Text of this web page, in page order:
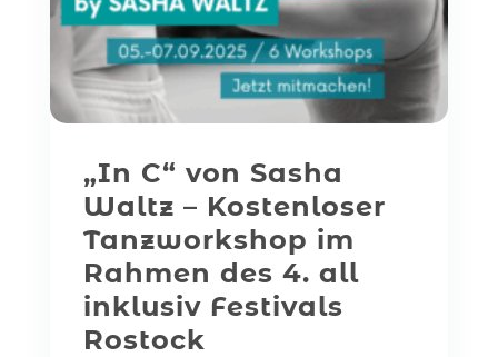
„In C“ von Sasha
Waltz – Kostenloser
Tanzworkshop im
Rahmen des 4. all
inklusiv Festivals
Rostock